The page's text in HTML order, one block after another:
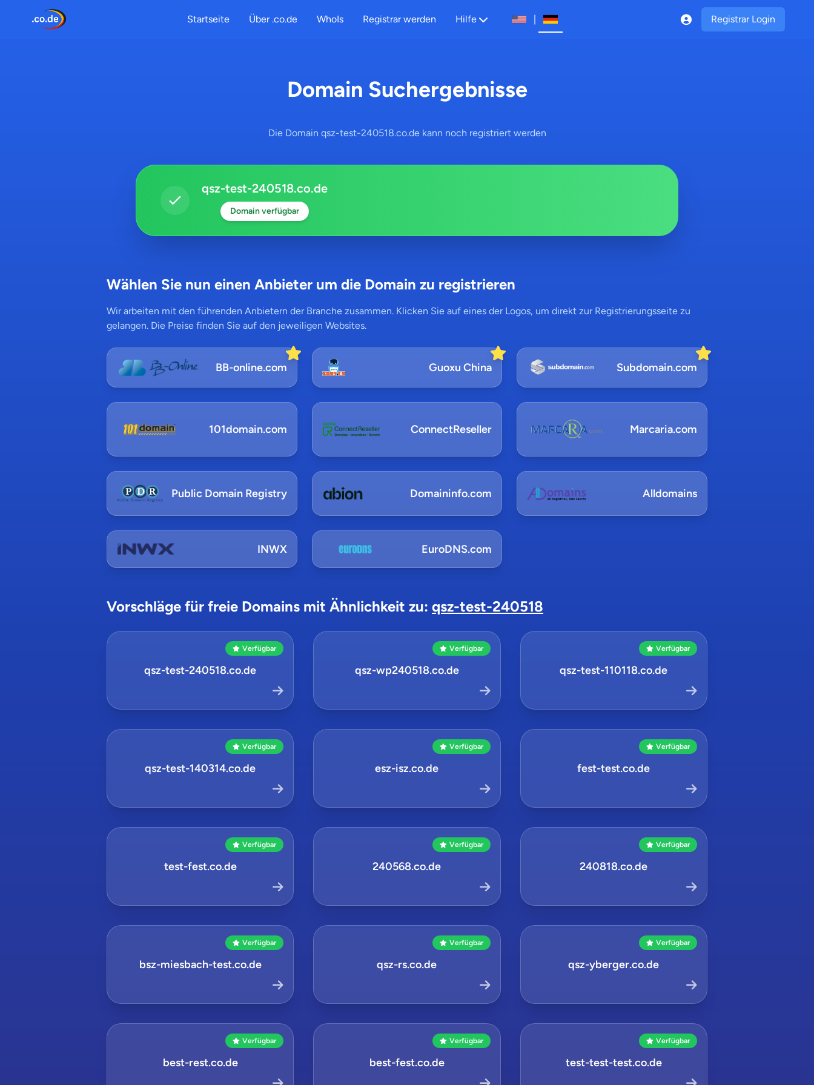
Startseite Über .co.de WhoIs Registrar werden Hilfe | Registrar Login
Domain Suchergebnisse
Die Domain qsz-test-240518.co.de kann noch registriert werden
qsz-test-240518.co.de
Domain verfügbar
Wählen Sie nun einen Anbieter um die Domain zu registrieren
Wir arbeiten mit den führenden Anbietern der Branche zusammen. Klicken Sie auf eines der Logos, um direkt zur Registrierungsseite zu
gelangen. Die Preise finden Sie auf den jeweiligen Websites.
BB-online.com Guoxu China Subdomain.com
101domain.com ConnectReseller Marcaria.com
Public Domain Registry Domaininfo.com Alldomains
INWX EuroDNS.com
Vorschläge für freie Domains mit Ähnlichkeit zu: qsz-test-240518
Verfügbar
qsz-test-240518.co.de
Verfügbar
qsz-wp240518.co.de
Verfügbar
qsz-test-110118.co.de
Verfügbar
qsz-test-140314.co.de
Verfügbar
esz-isz.co.de
Verfügbar
fest-test.co.de
Verfügbar
test-fest.co.de
Verfügbar
240568.co.de
Verfügbar
240818.co.de
Verfügbar
bsz-miesbach-test.co.de
Verfügbar
qsz-rs.co.de
Verfügbar
qsz-yberger.co.de
Verfügbar
best-rest.co.de
Verfügbar
best-fest.co.de
Verfügbar
test-test-test.co.de